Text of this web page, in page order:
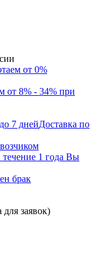
от 0%
от 8% - 34% при
Доставка по
течение 1 года Вы
брак
для заявок)